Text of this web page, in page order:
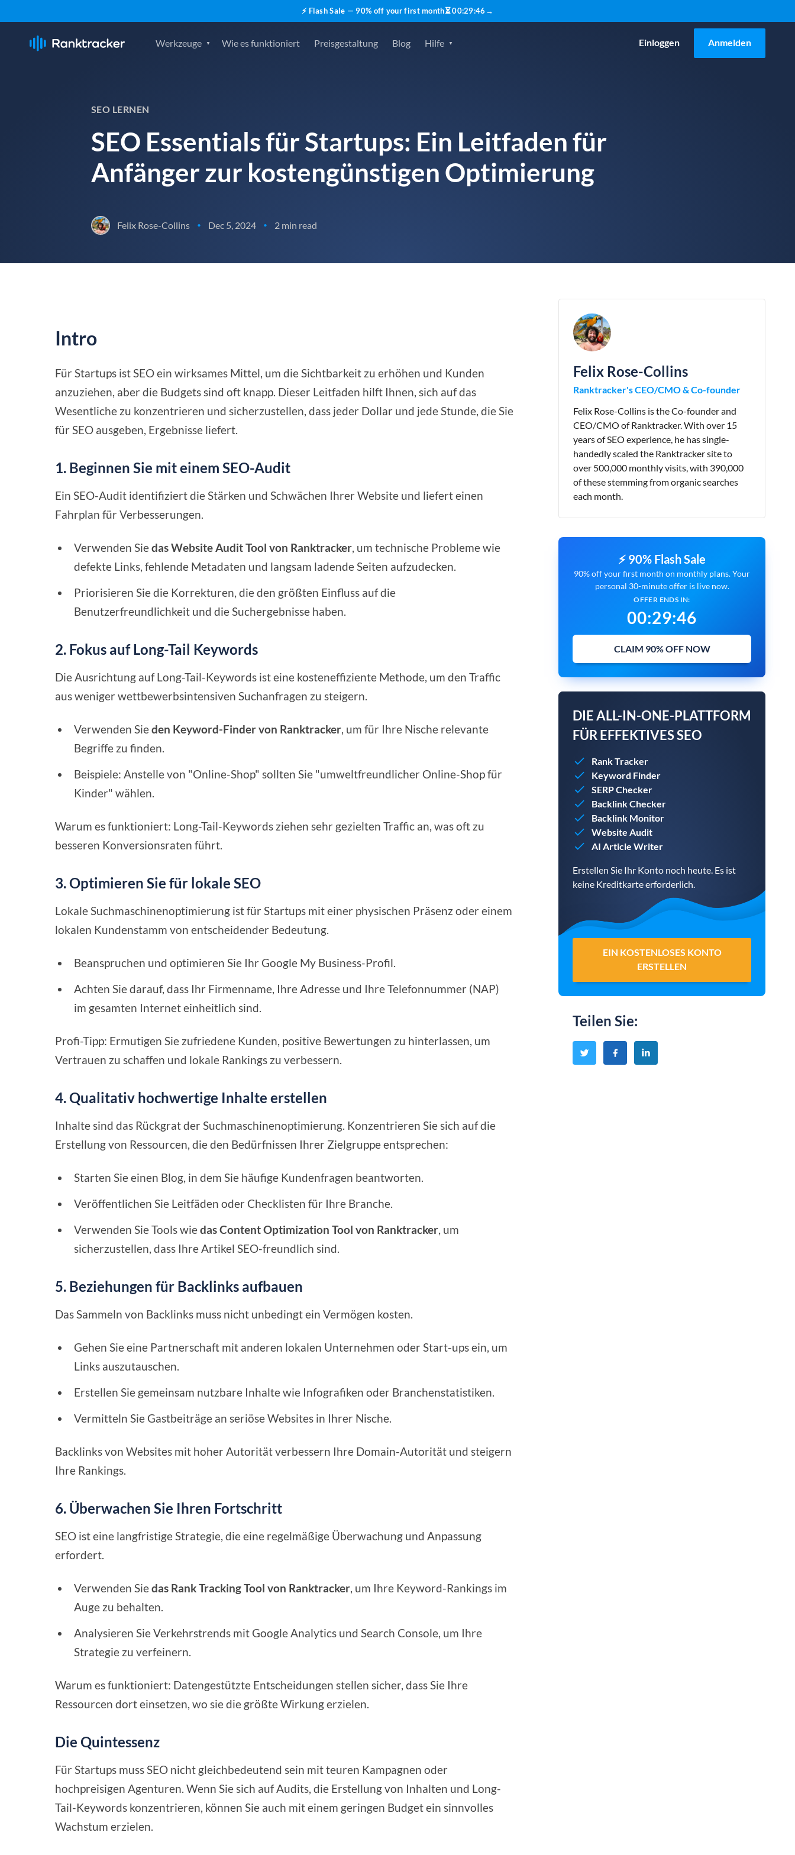
⚡ Flash Sale — 90% off your first month⏳00:29:45 →
Werkzeuge Wie es funktioniert Preisgestaltung Blog Hilfe Einloggen Anmelden
SEO LERNEN
SEO Essentials für Startups: Ein Leitfaden für
Anfänger zur kostengünstigen Optimierung
Felix Rose-Collins • Dec 5, 2024 • 2 min read
Intro
Für Startups ist SEO ein wirksames Mittel, um die Sichtbarkeit zu erhöhen und Kunden
anzuziehen, aber die Budgets sind oft knapp. Dieser Leitfaden hilft Ihnen, sich auf das
Wesentliche zu konzentrieren und sicherzustellen, dass jeder Dollar und jede Stunde, die Sie
für SEO ausgeben, Ergebnisse liefert.
1. Beginnen Sie mit einem SEO-Audit
Ein SEO-Audit identifiziert die Stärken und Schwächen Ihrer Website und liefert einen
Fahrplan für Verbesserungen.
Verwenden Siedas Website Audit Tool von Ranktracker, um technische Probleme wie
defekte Links, fehlende Metadaten und langsam ladende Seiten aufzudecken.
Priorisieren Sie die Korrekturen, die den größten Einfluss auf die
Benutzerfreundlichkeit und die Suchergebnisse haben.
2. Fokus auf Long-Tail Keywords
Die Ausrichtung auf Long-Tail-Keywords ist eine kosteneffiziente Methode, um den Traffic
aus weniger wettbewerbsintensiven Suchanfragen zu steigern.
Verwenden Sieden Keyword-Finder von Ranktracker, um für Ihre Nische relevante
Begriffe zu finden.
Beispiele: Anstelle von "Online-Shop" sollten Sie "umweltfreundlicher Online-Shop für
Kinder" wählen.
Warum es funktioniert: Long-Tail-Keywords ziehen sehr gezielten Traffic an, was oft zu
besseren Konversionsraten führt.
3. Optimieren Sie für lokale SEO
Lokale Suchmaschinenoptimierung ist für Startups mit einer physischen Präsenz oder einem
lokalen Kundenstamm von entscheidender Bedeutung.
Beanspruchen und optimieren Sie Ihr Google My Business-Profil.
Achten Sie darauf, dass Ihr Firmenname, Ihre Adresse und Ihre Telefonnummer (NAP)
im gesamten Internet einheitlich sind.
Profi-Tipp: Ermutigen Sie zufriedene Kunden, positive Bewertungen zu hinterlassen, um
Vertrauen zu schaffen und lokale Rankings zu verbessern.
4. Qualitativ hochwertige Inhalte erstellen
Inhalte sind das Rückgrat der Suchmaschinenoptimierung. Konzentrieren Sie sich auf die
Erstellung von Ressourcen, die den Bedürfnissen Ihrer Zielgruppe entsprechen:
Starten Sie einen Blog, in dem Sie häufige Kundenfragen beantworten.
Veröffentlichen Sie Leitfäden oder Checklisten für Ihre Branche.
Verwenden Sie Tools wiedas Content Optimization Tool von Ranktracker, um
sicherzustellen, dass Ihre Artikel SEO-freundlich sind.
5. Beziehungen für Backlinks aufbauen
Das Sammeln von Backlinks muss nicht unbedingt ein Vermögen kosten.
Gehen Sie eine Partnerschaft mit anderen lokalen Unternehmen oder Start-ups ein, um
Links auszutauschen.
Erstellen Sie gemeinsam nutzbare Inhalte wie Infografiken oder Branchenstatistiken.
Vermitteln Sie Gastbeiträge an seriöse Websites in Ihrer Nische.
Backlinks von Websites mit hoher Autorität verbessern Ihre Domain-Autorität und steigern
Ihre Rankings.
6. Überwachen Sie Ihren Fortschritt
SEO ist eine langfristige Strategie, die eine regelmäßige Überwachung und Anpassung
erfordert.
Verwenden Siedas Rank Tracking Tool von Ranktracker, um Ihre Keyword-Rankings im
Auge zu behalten.
Analysieren Sie Verkehrstrends mit Google Analytics und Search Console, um Ihre
Strategie zu verfeinern.
Warum es funktioniert: Datengestützte Entscheidungen stellen sicher, dass Sie Ihre
Ressourcen dort einsetzen, wo sie die größte Wirkung erzielen.
Die Quintessenz
Für Startups muss SEO nicht gleichbedeutend sein mit teuren Kampagnen oder
hochpreisigen Agenturen. Wenn Sie sich auf Audits, die Erstellung von Inhalten und Long-
Tail-Keywords konzentrieren, können Sie auch mit einem geringen Budget ein sinnvolles
Wachstum erzielen.
Felix Rose-Collins
Ranktracker's CEO/CMO & Co-founder
Felix Rose-Collins is the Co-founder and
CEO/CMO of Ranktracker. With over 15
years of SEO experience, he has single-
handedly scaled the Ranktracker site to
over 500,000 monthly visits, with 390,000
of these stemming from organic searches
each month.
⚡ 90% Flash Sale
90% off your first month on monthly plans. Your
personal 30-minute offer is live now.
OFFER ENDS IN:
00:29:45
CLAIM 90% OFF NOW
DIE ALL-IN-ONE-PLATTFORM
FÜR EFFEKTIVES SEO
Rank Tracker
Keyword Finder
SERP Checker
Backlink Checker
Backlink Monitor
Website Audit
AI Article Writer
Erstellen Sie Ihr Konto noch heute. Es ist
keine Kreditkarte erforderlich.
EIN KOSTENLOSES KONTO
ERSTELLEN
Teilen Sie: